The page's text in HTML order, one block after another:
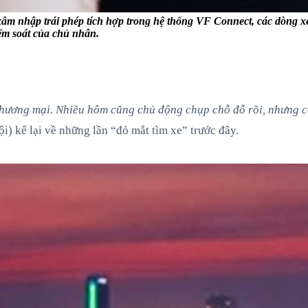
nhập trái phép tích hợp trong hệ thống VF Connect, các
soát của chủ nhân.
mại. Nhiều hôm cũng chủ động chụp chỗ đỗ rồi,
kể lại về những lần “đỏ mắt tìm xe” trước đây.